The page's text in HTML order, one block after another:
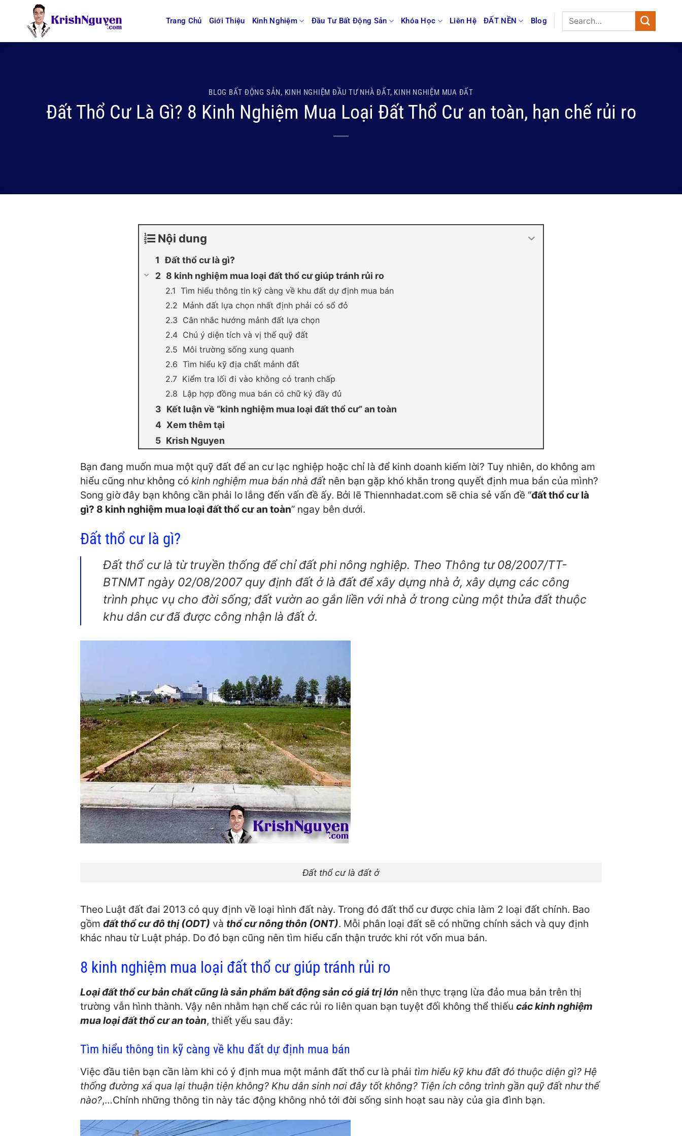
Trang Chủ Giới Thiệu Kinh Nghiệm Đầu Tư Bất Động Sản Khóa Học Liên Hệ ĐẤT NỀN Blog
BLOG BẤT ĐỘNG SẢN, KINH NGHIỆM ĐẦU TƯ NHÀ ĐẤT, KINH NGHIỆM MUA ĐẤT
Đất Thổ Cư Là Gì? 8 Kinh Nghiệm Mua Loại Đất Thổ Cư an toàn, hạn chế rủi ro
Nội dung
Đất thổ cư là gì?
8 kinh nghiệm mua loại đất thổ cư giúp tránh rủi ro
Tìm hiểu thông tin kỹ càng về khu đất dự định mua bán
Mảnh đất lựa chọn nhất định phải có sổ đỏ
Cân nhắc hướng mảnh đất lựa chọn
Chú ý diện tích và vị thế quỹ đất
Môi trường sống xung quanh
Tìm hiểu kỹ địa chất mảnh đất
Kiểm tra lối đi vào không có tranh chấp
Lập hợp đồng mua bán có chữ ký đầy đủ
Kết luận về “kinh nghiệm mua loại đất thổ cư” an toàn
Xem thêm tại
Krish Nguyen
Bạn đang muốn mua một quỹ đất để an cư lạc nghiệp hoặc chỉ là để kinh doanh kiếm lời? Tuy nhiên, do không am
hiểu cũng như không có kinh nghiệm mua bán nhà đấtnên bạn gặp khó khăn trong quyết định mua bán của mình?
Song giờ đây bạn không cần phải lo lắng đến vấn đề ấy. Bởi lẽ Thiennhadat.com sẽ chia sẻ vấn đề “đất thổ cư là
gì? 8 kinh nghiệm mua loại đất thổ cư an toàn” ngay bên dưới.
Đất thổ cư là gì?
Đất thổ cư là từ truyền thống để chỉ đất phi nông nghiệp. Theo Thông tư 08/2007/TT-
BTNMT ngày 02/08/2007 quy định đất ở là đất để xây dựng nhà ở, xây dựng các công
trình phục vụ cho đời sống; đất vườn ao gắn liền với nhà ở trong cùng một thửa đất thuộc
khu dân cư đã được công nhận là đất ở.
Đất thổ cư là đất ở
Theo Luật đất đai 2013 có quy định về loại hình đất này. Trong đó đất thổ cư được chia làm 2 loại đất chính. Bao
gồm đất thổ cư đô thị (ODT) và thổ cư nông thôn (ONT). Mỗi phân loại đất sẽ có những chính sách và quy định
khác nhau từ Luật pháp. Do đó bạn cũng nên tìm hiểu cẩn thận trước khi rót vốn mua bán.
8 kinh nghiệm mua loại đất thổ cư giúp tránh rủi ro
Loại đất thổ cư bản chất cũng là sản phẩm bất động sản có giá trị lớn nên thực trạng lừa đảo mua bán trên thị
trường vẫn hình thành. Vậy nên nhằm hạn chế các rủi ro liên quan bạn tuyệt đối không thể thiếu các kinh nghiệm
mua loại đất thổ cư an toàn, thiết yếu sau đây:
Tìm hiểu thông tin kỹ càng về khu đất dự định mua bán
Việc đầu tiên bạn cần làm khi có ý định mua một mảnh đất thổ cư là phải tìm hiểu kỹ khu đất đó thuộc diện gì? Hệ
thống đường xá qua lại thuận tiện không? Khu dân sinh nơi đây tốt không? Tiện ích công trình gần quỹ đất như thế
nào?,…Chính những thông tin này tác động không nhỏ tới đời sống sinh hoạt sau này của gia đình bạn.